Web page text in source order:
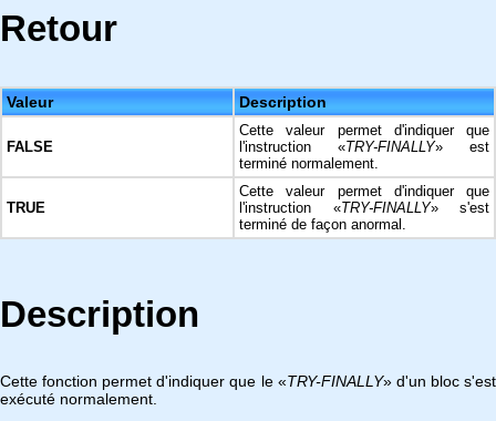
Retour
Valeur Description
FALSE
Cette valeur permet d'indiquer que
l'instruction «TRY-FINALLY» est
terminé normalement.
TRUE
Cette valeur permet d'indiquer que
l'instruction «TRY-FINALLY» s'est
terminé de façon anormal.
Description
Cette fonction permet d'indiquer que le «TRY-FINALLY» d'un bloc s'est
exécuté normalement.